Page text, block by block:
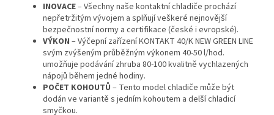
INOVACE– Všechny naše kontaktní chladiče prochází
nepřetržitým vývojem a splňují veškeré nejnovější
bezpečnostní normy a certifikace (české i evropské).
VÝKON – Výčepní zařízení KONTAKT 40/K NEW GREEN LINE
svým zvýšeným průběžným výkonem 40-50 l/hod.
umožňuje podávání zhruba 80-100 kvalitně vychlazených
nápojů během jedné hodiny.
POČET KOHOUTŮ – Tento model chladiče může být
dodán ve variantě s jedním kohoutem a delší chladicí
smyčkou.